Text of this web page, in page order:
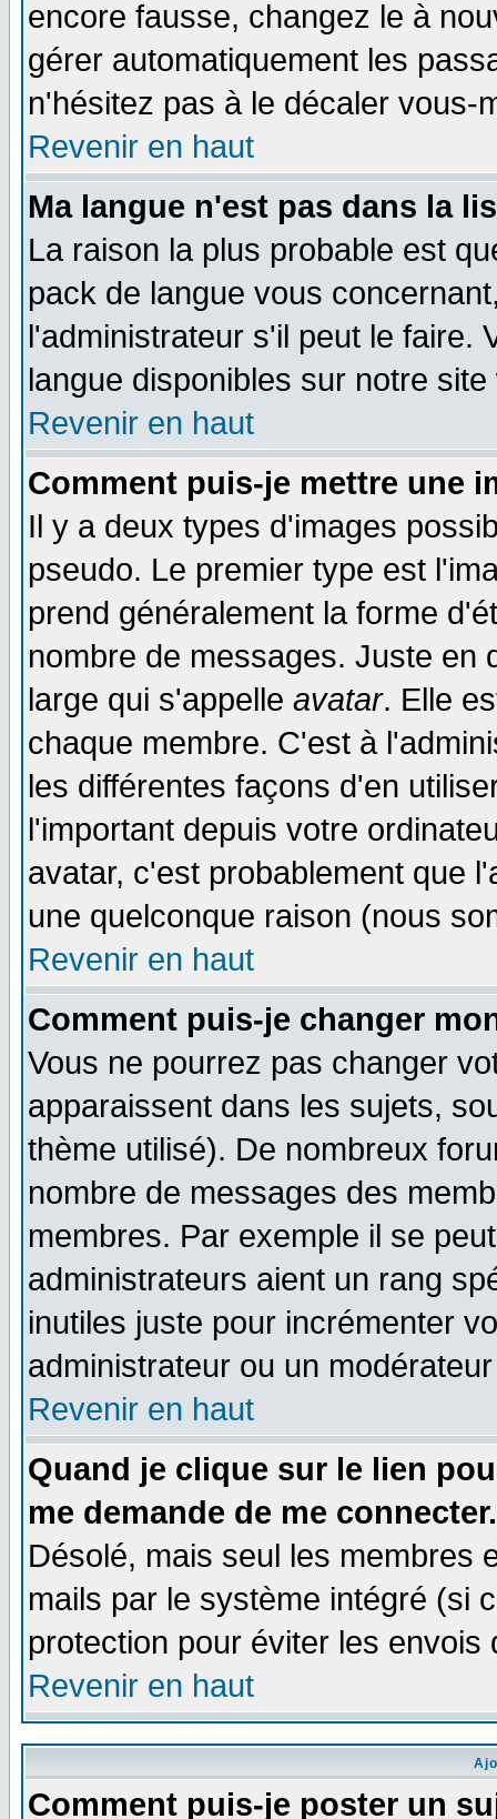
encore fausse, changez le à
gérer automatiquement les
n'hésitez pas à le décaler vous-
Revenir en haut
Ma langue n'est pas dans la
La raison la plus probable est
pack de langue vous
l'administrateur s'il peut le faire.
langue disponibles sur notre site
Revenir en haut
Comment puis-je mettre une
Il y a deux types d'images
pseudo. Le premier type est
prend généralement la forme
nombre de messages. Juste en
large qui s'appelle avatar. Elle
chaque membre. C'est à
les différentes façons d'en
l'important depuis votre
avatar, c'est probablement que
une quelconque raison (nous
Revenir en haut
Comment puis-je changer
Vous ne pourrez pas changer
apparaissent dans les sujets,
thème utilisé). De nombreux
nombre de messages des
membres. Par exemple il se
administrateurs aient un rang
inutiles juste pour incrémenter
administrateur ou un
Revenir en haut
Quand je clique sur le lien
me demande de me connecter.
Désolé, mais seul les membres
mails par le système intégré (si
protection pour éviter les
Revenir en haut
Comment puis-je poster un